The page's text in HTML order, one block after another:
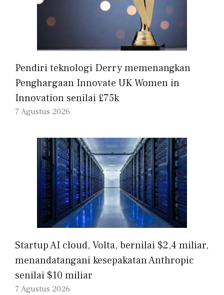
Pendiri teknologi Derry memenangkan
Penghargaan Innovate UK Women in
Innovation senilai £75k
7 Agustus 2026
Startup AI cloud, Volta, bernilai $2,4 miliar,
menandatangani kesepakatan Anthropic
senilai $10 miliar
7 Agustus 2026